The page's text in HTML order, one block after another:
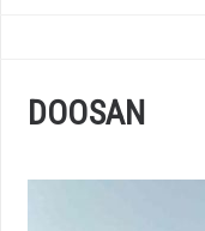
DOOSAN